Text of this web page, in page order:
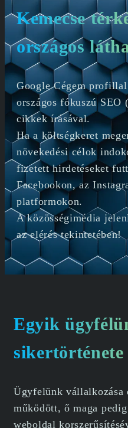
Kemecse
országos
Google Cégem
országos fókuszú SEO
cikkek írásával.
Ha a költségkeret
növekedési célok
fizetett hirdetéseket
Facebookon, az
platformokon.
A közösségimédia
az elérés tekintetében!
Egyik
sikertörténete
Ügyfelünk vállalkozása
működött, ő maga
weboldal